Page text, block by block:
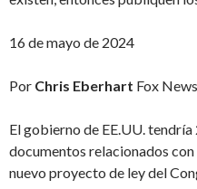
16 de mayo de 2024
Por Chris Eberhart Fox News
El gobierno de EE.UU.
documentos relacionados
nuevo proyecto de ley del